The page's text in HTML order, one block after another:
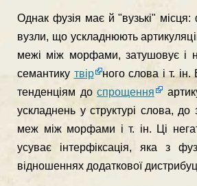
Однак фузія має й "вузькі"
вузли, що ускладнюють
межі між морфами, затушовує і
семантику твір
но­го слова і т.
тенденціям до спрощення
ускладнень у структурі слова, до
меж між морфами і т. ін. Ці
усуває інтерфіксація, яка з
відно­шеннях додаткової